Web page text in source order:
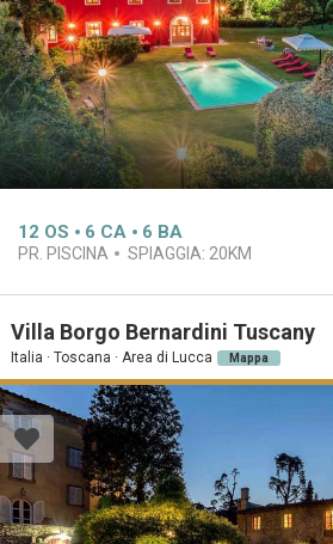
12 OS 6 CA 6 BA
PR. PISCINA SPIAGGIA: 20KM
Villa Borgo Bernardini Tuscany
Italia · Toscana · Area di Lucca Mappa